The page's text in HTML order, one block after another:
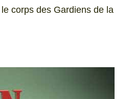
corps des Gardiens de la